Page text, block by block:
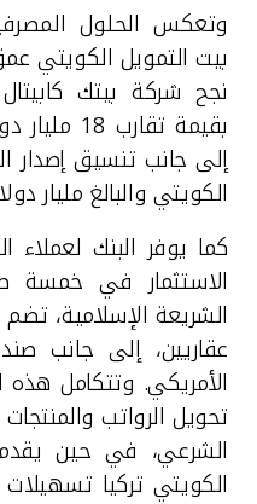
وتعكس الحلول
بيت التمويل الكويتي
نجح شركة بيتك
بقيمة
إلى جانب تنسيق إصدار
الكويتي والبالغ مليار
كما يوفر البنك لعملاء
الاستثمار في خمسة
الشريعة الإسلامية،
عقاريين، إلى جانب
الأمريكي. وتتكامل
تحويل الرواتب والمنتجات
الشرعي، في حين
الكويتي تركيا